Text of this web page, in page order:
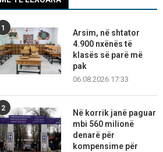
1
Arsim, në shtator
4.900 nxënës të
klasës së parë më
pak
06.08.2026 17:33
2
Në korrik janë paguar
mbi 560 milionë
denarë për
kompensime për